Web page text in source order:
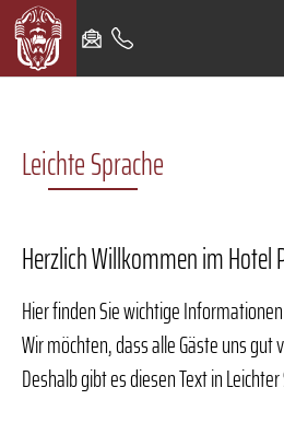
Skip to main navigation
Skip to main content
Skip to page footer
Leichte Sprache
Herzlich Willkommen im Hotel
Hier finden Sie wichtige
Wir möchten, dass alle Gäste uns gut
Deshalb gibt es diesen Text in